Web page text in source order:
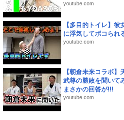
youtube.com
【多目的トイレ】彼
に浮気してボコられ
youtube.com
【朝倉未来コラボ】
武尊の勝敗を聞いて
まさかの回答が!!!
youtube.com